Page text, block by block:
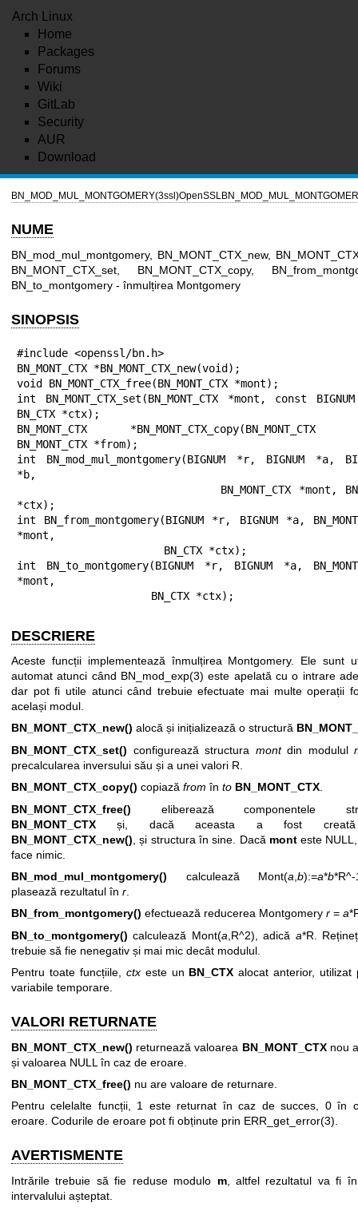
Arch Linux
Home
Packages
Forums
Wiki
GitLab
Security
AUR
Download
BN_MOD_MUL_MONTGOMERY(3ssl)OpenSSL
NUME
BN_mod_mul_montgomery, BN_MONT_CTX_new,
BN_MONT_CTX_set, BN_MONT_CTX_copy,
BN_to_montgomery - înmulțirea Montgomery
SINOPSIS
#include <openssl/bn.h>
BN_MONT_CTX *BN_MONT_CTX_new(void);
void BN_MONT_CTX_free(BN_MONT_CTX *mont);
int BN_MONT_CTX_set(BN_MONT_CTX *mont, const
BN_CTX *ctx);
BN_MONT_CTX
BN_MONT_CTX *from);
int BN_mod_mul_montgomery(BIGNUM *r, BIGNUM *a,
*b,
*ctx);
int BN_from_montgomery(BIGNUM *r, BIGNUM *a,
*mont,
int BN_to_montgomery(BIGNUM *r, BIGNUM *a,
*mont,
                     BN_CTX *ctx);
DESCRIERE
Aceste funcții implementează înmulțirea Montgomery. Ele sunt
automat atunci când BN_mod_exp(3) este apelată cu o intrare
dar pot fi utile atunci când trebuie efectuate mai multe operații
același modul.
BN_MONT_CTX_new() alocă și inițializează o structură
BN_MONT_CTX_set() configurează structura montdin modulul
precalcularea inversului său și a unei valori R.
BN_MONT_CTX_copy() copiază from în to BN_MONT_CTX
BN_MONT_CTX_free() eliberează componentele
BN_MONT_CTX și, dacă aceasta a fost
BN_MONT_CTX_new() , și structura în sine. Dacă monteste
face nimic.
BN_mod_mul_montgomery() calculează Mont(a ,b):=a*b
plasează rezultatul în r
BN_from_montgomery() efectuează reducerea Montgomery r = a
BN_to_montgomery() calculează Mont(a ,R^2), adică a*R.
trebuie să fie nenegativ și mai mic decât modulul.
Pentru toate funcțiile, ctxeste un BN_CTX alocat anterior, utilizat
variabile temporare.
VALORI RETURNATE
BN_MONT_CTX_new() returnează valoarea BN_MONT_CTXnou
și valoarea NULL în caz de eroare.
BN_MONT_CTX_free() nu are valoare de returnare.
Pentru celelalte funcții, 1 este returnat în caz de succes, 0 în
eroare. Codurile de eroare pot fi obținute prin ERR_get_error(3).
AVERTISMENTE
Intrările trebuie să fie reduse modulo m, altfel rezultatul va fi
intervalului așteptat.